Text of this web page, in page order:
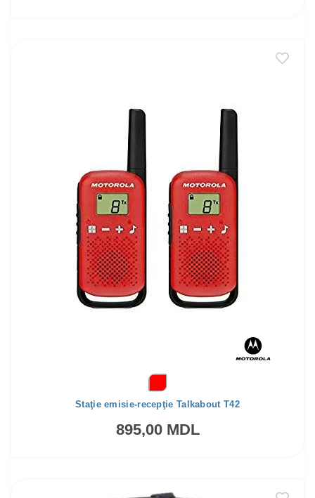
Staţie emisie-recepţie Talkabout T42
895,00 MDL